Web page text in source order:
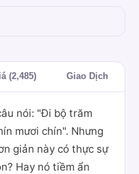
(2,485) Giao Dịch
nói: "Đi bộ trăm
mươi chín". Nhưng
giản này có thực sự
Hay nó tiềm ẩn